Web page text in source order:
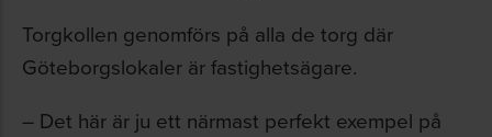
Torgkollen genomförs på alla de torg där
Göteborgslokaler är fastighetsägare.
– Det här är ju ett närmast perfekt exempel på